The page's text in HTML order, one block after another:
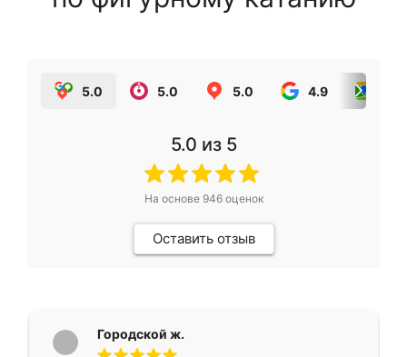
5.0 5.0 5.0 4.9
5.0 из 5
На основе 946оценок
Оставить отзыв
Городской ж.